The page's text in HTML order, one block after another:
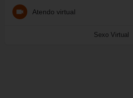
Atendo virtual
Sexo Virtual